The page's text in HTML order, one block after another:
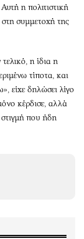
η πολιτιστική
συμμετοχή της
η ίδια η
τίποτα, και
είχε δηλώσει λίγο
κέρδισε, αλλά
στιγμή που ήδη